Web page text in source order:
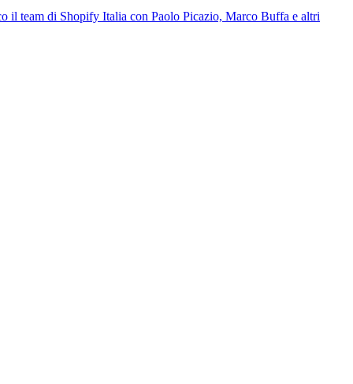
il team di Shopify Italia con Paolo Picazio, Marco Buffa e altri